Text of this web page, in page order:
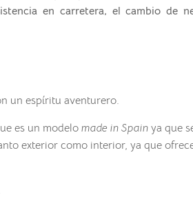
en carretera, el cambio de
un espíritu aventurero.
es un modelo made in Spain ya que
exterior como interior, ya que